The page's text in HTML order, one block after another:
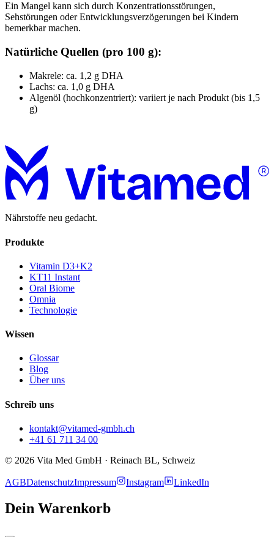
Ein Mangel kann sich durch Konzentrationsstörungen,
Sehstörungen oder Entwicklungsverzögerungen bei Kindern
bemerkbar machen.
Natürliche Quellen (pro 100 g):
Makrele: ca. 1,2 g DHA
Lachs: ca. 1,0 g DHA
Algenöl (hochkonzentriert): variiert je nach Produkt (bis 1,5
g)
Nährstoffe neu gedacht.
Produkte
Vitamin D3+K2
KT11 Instant
Oral Biome
Omnia
Technologie
Wissen
Glossar
Blog
Über uns
Schreib uns
kontakt@vitamed-gmbh.ch
+41 61 711 34 00
© 2026 Vita Med GmbH · Reinach BL, Schweiz
AGBDatenschutzImpressum Instagram LinkedIn
Dein Warenkorb